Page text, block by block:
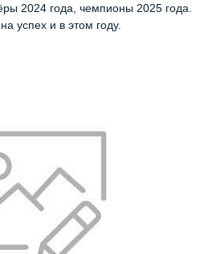
2024 года, чемпионы 2025 года.
успех и в этом году.